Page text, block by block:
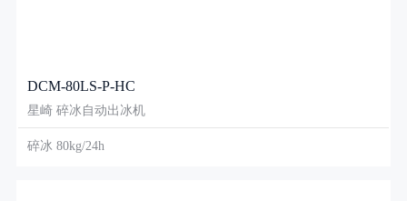
DCM-80LS-P-HC
星崎 碎冰自动出冰机
碎冰 80kg/24h